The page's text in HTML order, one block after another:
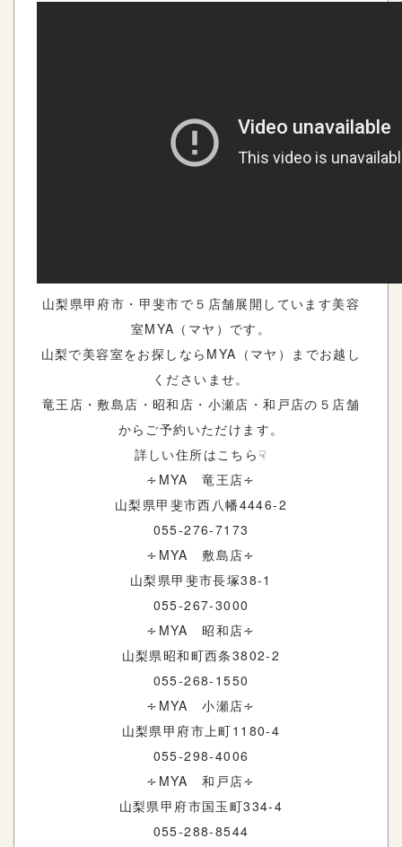
山梨県甲府市・甲斐市で５店舗展開しています美容
室MYA（マヤ）です。
山梨で美容室をお探しならMYA（マヤ）までお越し
くださいませ。
竜王店・敷島店・昭和店・小瀬店・和戸店の５店舗
からご予約いただけます。
詳しい住所はこちら☟
∻MYA 竜王店∻
山梨県甲斐市西八幡4446-2
055-276-7173
∻MYA 敷島店∻
山梨県甲斐市長塚38-1
055-267-3000
∻MYA 昭和店∻
山梨県昭和町西条3802-2
055-268-1550
∻MYA 小瀬店∻
山梨県甲府市上町1180-4
055-298-4006
∻MYA 和戸店∻
山梨県甲府市国玉町334-4
055-288-8544